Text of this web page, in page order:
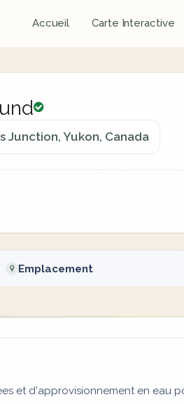
Accueil Carte Interactive
Junction, Yukon, Canada
Emplacement
et d'approvisionnement en eau